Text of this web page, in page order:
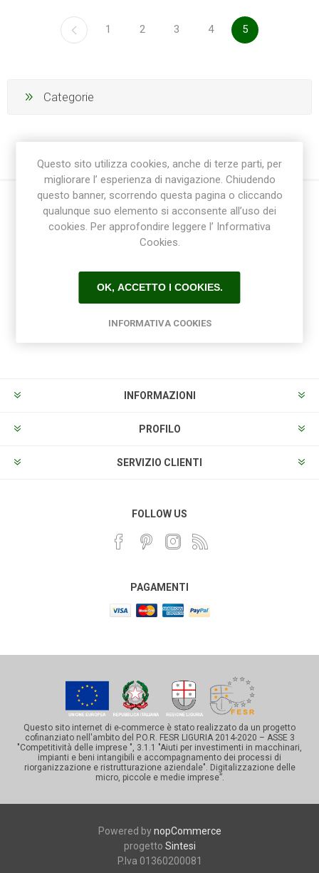
1 2 3 4 5
Categorie
Ricevi la newsletter
INFORMAZIONI
PROFILO
SERVIZIO CLIENTI
FOLLOW US
PAGAMENTI
Questo sito internet di e-commerce è stato realizzato da un progetto
cofinanziato nell'ambito del P.O.R. FESR LIGURIA 2014-2020 – ASSE 3
"Competitività delle imprese ", 3.1.1 "Aiuti per investimenti in macchinari,
impianti e beni intangibili e accompagnamento dei processi di
riorganizzazione e ristrutturazione aziendale". Digitalizzazione delle
micro, piccole e medie imprese”.
Powered bynopCommerce
progetto Sintesi
P.Iva 01360200081
Questo sito utilizza cookies, anche di terze parti, per
migliorare l’ esperienza di navigazione. Chiudendo
questo banner, scorrendo questa pagina o cliccando
qualunque suo elemento si acconsente all’uso dei
cookies. Per approfondire leggere l’ Informativa
Cookies.
OK, ACCETTO I COOKIES.
INFORMATIVA COOKIES